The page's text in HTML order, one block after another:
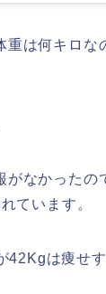
重は何キロな
がなかったの
ています。
42Kgは痩せ